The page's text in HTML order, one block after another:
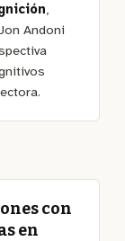
,
Andoni
con
en